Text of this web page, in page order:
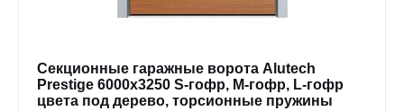
Секционные гаражные ворота Alutech
Prestige 6000х3250 S-гофр, M-гофр, L-гофр
цвета под дерево, торсионные пружины